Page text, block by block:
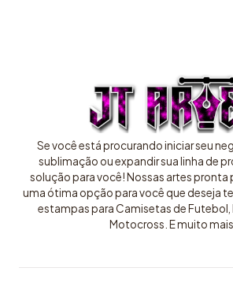
Se você está procurando iniciar seu
sublimação ou expandir sua linha de
solução para você! Nossas artes pronta
uma ótima opção para você que deseja
estampas para Camisetas de Futebol,
Motocross. E muito